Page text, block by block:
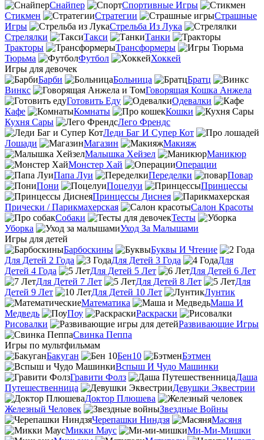
Снайпер
Спортивные Игры
Стикмен
Стратегии
Страшные
Игры
Стрельба Из Лука
Стрелялки
Такси
Танки
Тракторы
Трансформеры
Тюрьма
Футбол
Хоккей
Игры для девочек
Барби
Больница
Братц
Винкс
Говорящая Кошка Анжела
Готовить Еду
Одевалки
Кафе
Комнаты
Кошки
Кухня Сары
Лего Френдс
Леди Баг И Супер Кот
Лошади
Магазин
Макияж
Малышка Хейзел
Маникюр
Монстер Хай
Операции
Папа Луи
Переделки
Повар
Пони
Поцелуи
Принцессы
Принцессы Диснея
Прически / Парикмахерская
Салон Красоты
Собаки
Тесты
Уборка
Уход За Малышами
Игры для детей
Барбоскины
Буквы И Чтение
Для Детей 2 Года
Для Детей 3 Года
Для
Детей 4 Года
Для Детей 5 Лет
Для Детей 6 Лет
Для Детей 7 Лет
Для Детей 8 Лет
Для
Детей 9 Лет
Для Детей 10 Лет
Лунтик
Математика
Маша И
Медведь
Поу
Раскраски
Рисовалки
Развивающие Игры
Свинка Пеппа
Игры по мультфильмам
Бакуган
Бен10
Бэтмен
Вспыш И Чудо Машинки
Гравити Фолз
Даша
Путешественница
Девушки Эквестрии
Доктор Плюшева
Железный Человек
Звездные Войны
Черепашки Ниндзя
Масяня
Микки Маус
Ми-Ми-Мишки